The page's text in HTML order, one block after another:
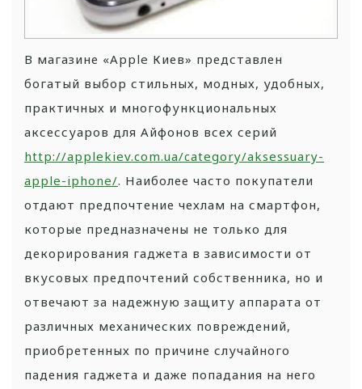
В магазине «Apple Киев» представлен
богатый выбор стильных, модных, удобных,
практичных и многофункциональных
аксессуаров для Айфонов всех серий
http://applekiev.com.ua/category/aksessuary-
apple-iphone/. Наиболее часто покупатели
отдают предпочтение чехлам на смартфон,
которые предназначены не только для
декорирования гаджета в зависимости от
вкусовых предпочтений собственника, но и
отвечают за надежную защиту аппарата от
различных механических повреждений,
приобретенных по причине случайного
падения гаджета и даже попадания на него